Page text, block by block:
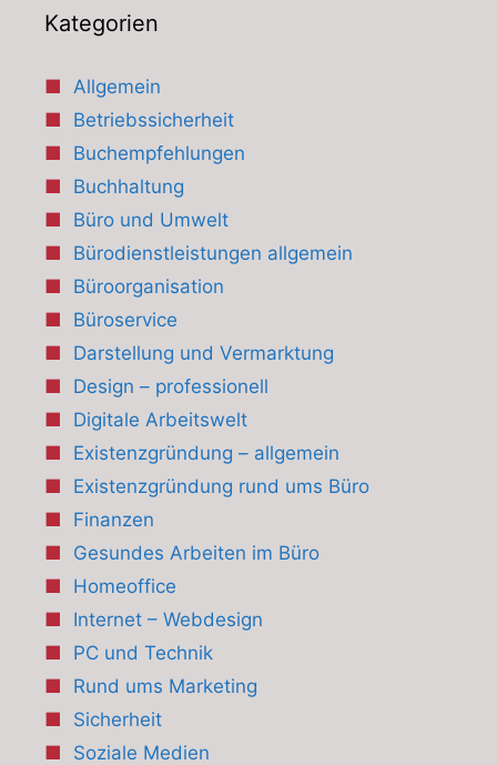
Kategorien
Allgemein
Betriebssicherheit
Buchempfehlungen
Buchhaltung
Büro und Umwelt
Bürodienstleistungen allgemein
Büroorganisation
Büroservice
Darstellung und Vermarktung
Design – professionell
Digitale Arbeitswelt
Existenzgründung – allgemein
Existenzgründung rund ums Büro
Finanzen
Gesundes Arbeiten im Büro
Homeoffice
Internet – Webdesign
PC und Technik
Rund ums Marketing
Sicherheit
Soziale Medien